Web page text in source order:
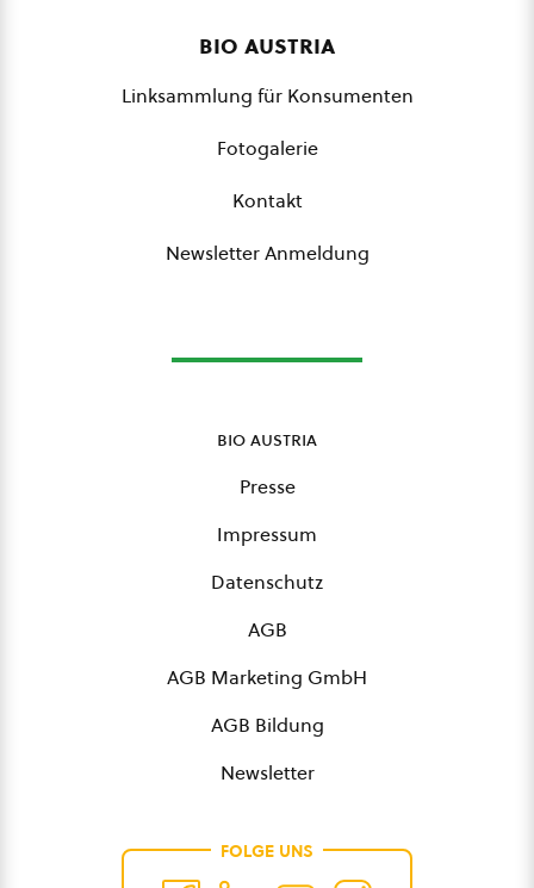
bio austria
Linksammlung für Konsumenten
Fotogalerie
Kontakt
Newsletter Anmeldung
bio austria
Presse
Impressum
Datenschutz
AGB
AGB Marketing GmbH
AGB Bildung
Newsletter
FOLGE UNS